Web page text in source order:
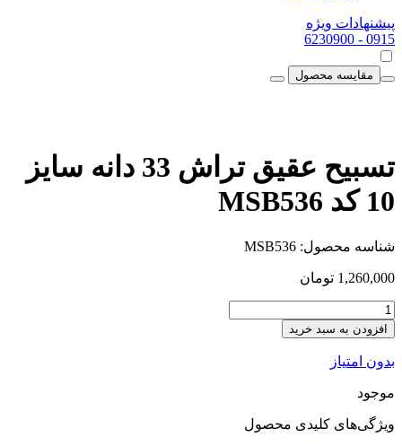
پیشنهادات ویژه
0915
- 6230900
مقایسه محصول
تسبیح عقیق تراش 33 دانه سایز
10 کد MSB536
شناسه محصول: MSB536
1,260,000 تومان
افزودن به سبد خرید
بدون امتیاز
موجود
ویژگی‌های کلیدی محصول